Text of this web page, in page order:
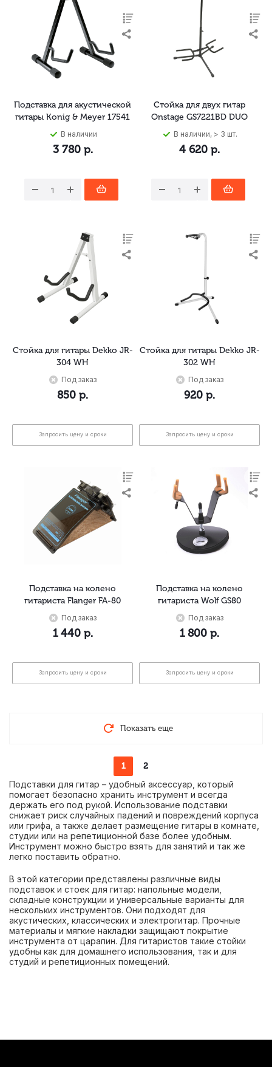
Подставка для акустической
гитары Konig & Meyer 17541
В наличии
3 780р.
Стойка для двух гитар
Onstage GS7221BD DUO
В наличии, > 3 шт.
4 620 р.
Стойка для гитары Dekko JR-
304 WH
Под заказ
850 р.
Запросить цену и сроки
Стойка для гитары Dekko JR-
302 WH
Под заказ
920 р.
Запросить цену и сроки
Подставка на колено
гитариста Flanger FA-80
Под заказ
1 440р.
Запросить цену и сроки
Подставка на колено
гитариста Wolf GS80
Под заказ
1 800 р.
Запросить цену и сроки
Показать еще
1
2
Подставки для гитар – удобный аксессуар, который
помогает безопасно хранить инструмент и всегда
держать его под рукой. Использование подставки
снижает риск случайных падений и повреждений корпуса
или грифа, а также делает размещение гитары в комнате,
студии или на репетиционной базе более удобным.
Инструмент можно быстро взять для занятий и так же
легко поставить обратно.
В этой категории представлены различные виды
подставок и стоек для гитар: напольные модели,
складные конструкции и универсальные варианты для
нескольких инструментов. Они подходят для
акустических, классических и электрогитар. Прочные
материалы и мягкие накладки защищают покрытие
инструмента от царапин. Для гитаристов такие стойки
удобны как для домашнего использования, так и для
студий и репетиционных помещений.